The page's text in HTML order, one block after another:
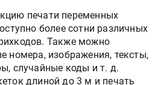
печати переменных
более сотни различных
Также можно
номера, изображения, тексты,
случайные коды и т. д.
длиной до 3 м и печать